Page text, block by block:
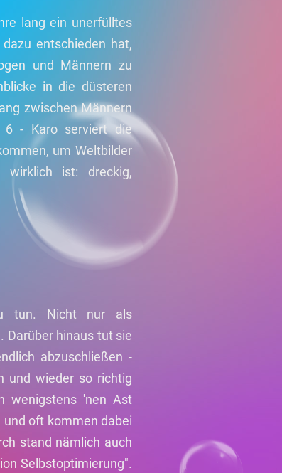
lang ein unerfülltes
entschieden hat,
und Männern zu
in die düsteren
zwischen Männern
6 - Karo serviert die
um Weltbilder
ist: dreckig,
tun. Nicht nur als
Darüber hinaus tut sie
abzuschließen -
und wieder so richtig
wenigstens 'nen Ast
oft kommen dabei
stand nämlich auch
Selbstoptimierung".